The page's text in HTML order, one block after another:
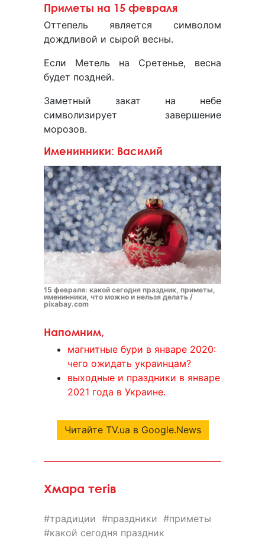
Приметы на 15 февраля
Оттепель является символом
дождливой и сырой весны.
Если Метель на Сретенье, весна
будет поздней.
Заметный закат на небе
символизирует завершение
морозов.
Именинники: Василий
15 февраля: какой сегодня праздник, приметы,
именинники, что можно и нельзя делать /
pixabay.com
Напомним,
магнитные бури в январе 2020:
чего ожидать украинцам?
выходные и праздники в январе
2021 года в Украине.
Читайте TV.ua в Google.News
Хмара тегів
традиции праздники
приметы
какой сегодня праздник